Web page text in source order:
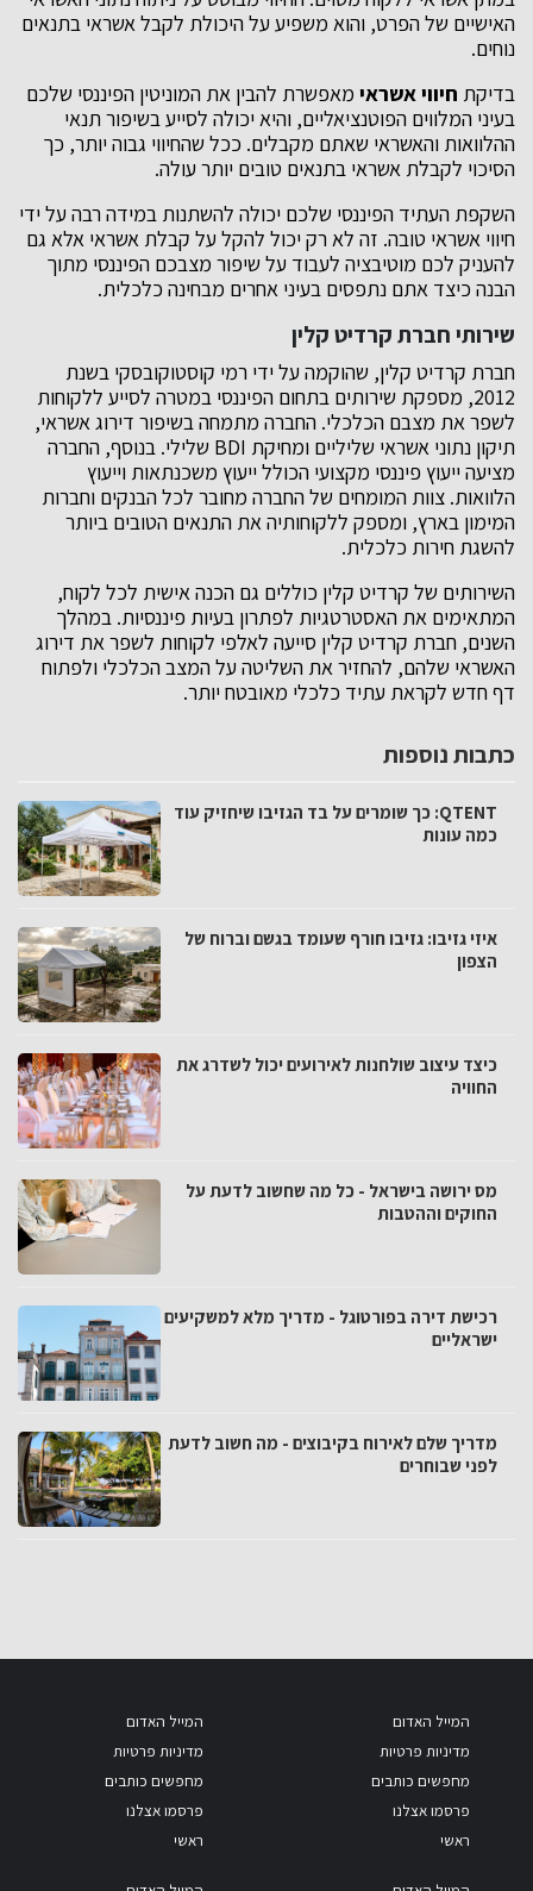
האישיים של הפרט, והוא משפיע על היכולת לקבל אשראי בתנאים
נוחים.
בדיקת חיווי אשראי מאפשרת להבין את המוניטין הפיננסי שלכם
בעיני המלווים הפוטנציאליים, והיא יכולה לסייע בשיפור תנאי
ההלוואות והאשראי שאתם מקבלים. ככל שהחיווי גבוה יותר, כך
הסיכוי לקבלת אשראי בתנאים טובים יותר עולה.
השקפת העתיד הפיננסי שלכם יכולה להשתנות במידה רבה על ידי
חיווי אשראי טובה. זה לא רק יכול להקל על קבלת אשראי אלא גם
להעניק לכם מוטיבציה לעבוד על שיפור מצבכם הפיננסי מתוך
הבנה כיצד אתם נתפסים בעיני אחרים מבחינה כלכלית.
שירותי חברת קרדיט קלין
חברת קרדיט קלין, שהוקמה על ידי רמי קוסטוקובסקי בשנת
2012, מספקת שירותים בתחום הפיננסי במטרה לסייע ללקוחות
לשפר את מצבם הכלכלי. החברה מתמחה בשיפור דירוג אשראי,
תיקון נתוני אשראי שליליים ומחיקת BDI שלילי. בנוסף, החברה
מציעה ייעוץ פיננסי מקצועי הכולל ייעוץ משכנתאות וייעוץ
הלוואות. צוות המומחים של החברה מחובר לכל הבנקים וחברות
המימון בארץ, ומספק ללקוחותיה את התנאים הטובים ביותר
להשגת חירות כלכלית.
השירותים של קרדיט קלין כוללים גם הכנה אישית לכל לקוח,
המתאימים את האסטרטגיות לפתרון בעיות פיננסיות. במהלך
השנים, חברת קרדיט קלין סייעה לאלפי לקוחות לשפר את דירוג
האשראי שלהם, להחזיר את השליטה על המצב הכלכלי ולפתוח
דף חדש לקראת עתיד כלכלי מאובטח יותר.
כתבות נוספות
QTENT: כך שומרים על בד הגזיבו שיחזיק עוד
כמה עונות
איזי גזיבו: גזיבו חורף שעומד בגשם וברוח של
הצפון
כיצד עיצוב שולחנות לאירועים יכול לשדרג את
החוויה
מס ירושה בישראל - כל מה שחשוב לדעת על
החוקים וההטבות
רכישת דירה בפורטוגל - מדריך מלא למשקיעים
ישראליים
מדריך שלם לאירוח בקיבוצים - מה חשוב לדעת
לפני שבוחרים
המייל האדום
מדיניות פרטיות
מחפשים כותבים
פרסמו אצלנו
ראשי
המייל האדום
מדיניות פרטיות
מחפשים כותבים
פרסמו אצלנו
ראשי